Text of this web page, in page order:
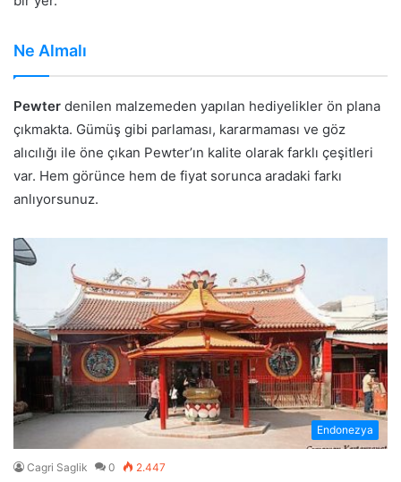
Ne Almalı
Pewter denilen malzemeden yapılan hediyelikler ön plana
çıkmakta. Gümüş gibi parlaması, kararmaması ve göz
alıcılığı ile öne çıkan Pewter’ın kalite olarak farklı çeşitleri
var. Hem görünce hem de fiyat sorunca aradaki farkı
anlıyorsunuz.
Endonezya
Cagri Saglik 0 2.447